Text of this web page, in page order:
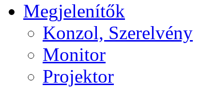
Megjelenítők
Konzol, Szerelvény
Monitor
Projektor